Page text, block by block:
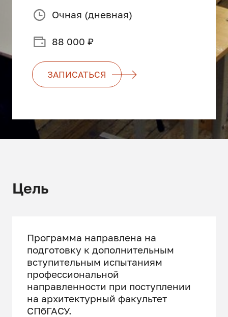
Очная (дневная)
88 000 ₽
ЗАПИСАТЬСЯ
Цель
Программа направлена на
подготовку к дополнительным
вступительным испытаниям
профессиональной
направленности при поступлении
на архитектурный факультет
СПбГАСУ.